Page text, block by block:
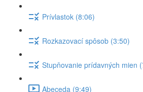
Prívlastok (8:06)
Rozkazovací spôsob (3:50)
Stupňovanie prídavných mien
Abeceda (9:49)